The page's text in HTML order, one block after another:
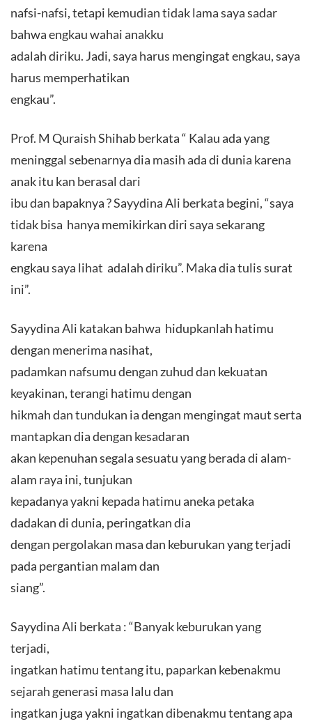
nafsi-nafsi, tetapi kemudian tidak lama saya sadar
bahwa engkau wahai anakku
adalah diriku. Jadi, saya harus mengingat engkau, saya
harus memperhatikan
engkau”.
Prof. M Quraish Shihab berkata “ Kalau ada yang
meninggal sebenarnya dia masih ada di dunia karena
anak itu kan berasal dari
ibu dan bapaknya ? Sayydina Ali berkata begini, “saya
tidak bisa hanya memikirkan diri saya sekarang
karena
engkau saya lihat adalah diriku”. Maka dia tulis surat
ini”.
Sayydina Ali katakan bahwa hidupkanlah hatimu
dengan menerima nasihat,
padamkan nafsumu dengan zuhud dan kekuatan
keyakinan, terangi hatimu dengan
hikmah dan tundukan ia dengan mengingat maut serta
mantapkan dia dengan kesadaran
akan kepenuhan segala sesuatu yang berada di alam-
alam raya ini, tunjukan
kepadanya yakni kepada hatimu aneka petaka
dadakan di dunia, peringatkan dia
dengan pergolakan masa dan keburukan yang terjadi
pada pergantian malam dan
siang”.
Sayydina Ali berkata : “Banyak keburukan yang
terjadi,
ingatkan hatimu tentang itu, paparkan kebenakmu
sejarah generasi masa lalu dan
ingatkan juga yakni ingatkan dibenakmu tentang apa